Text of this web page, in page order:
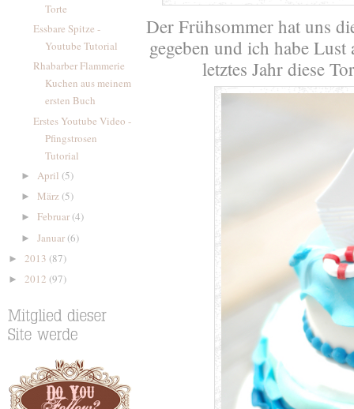
Torte
Essbare Spitze -
Youtube Tutorial
Rhabarber Flammerie
Kuchen aus meinem
ersten Buch
Erstes Youtube Video -
Pfingstrosen
Tutorial
► April (5)
► März(5)
► Februar(4)
► Januar(6)
► 2013 (87)
► 2012 (97)
Der Frühsommer hat uns
gegeben und ich habe
letztes Jahr diese